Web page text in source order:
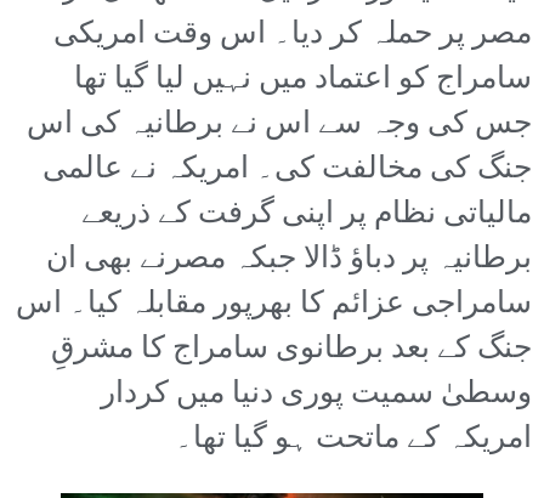
مصر پر حملہ کر دیا۔ اس وقت امریکی
سامراج کو اعتماد میں نہیں لیا گیا تھا
جس کی وجہ سے اس نے برطانیہ کی اس
جنگ کی مخالفت کی۔ امریکہ نے عالمی
مالیاتی نظام پر اپنی گرفت کے ذریعے
برطانیہ پر دباؤ ڈالا جبکہ مصرنے بھی ان
سامراجی عزائم کا بھرپور مقابلہ کیا۔ اس
جنگ کے بعد برطانوی سامراج کا مشرقِ
وسطیٰ سمیت پوری دنیا میں کردار
امریکہ کے ماتحت ہو گیا تھا۔